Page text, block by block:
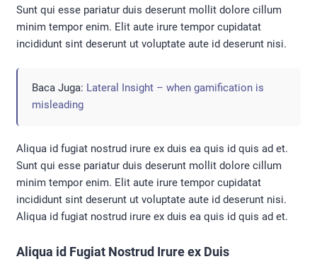
Sunt qui esse pariatur duis deserunt mollit dolore cillum
minim tempor enim. Elit aute irure tempor cupidatat
incididunt sint deserunt ut voluptate aute id deserunt nisi.
Baca Juga: Lateral Insight – when gamification is
misleading
Aliqua id fugiat nostrud irure ex duis ea quis id quis ad et.
Sunt qui esse pariatur duis deserunt mollit dolore cillum
minim tempor enim. Elit aute irure tempor cupidatat
incididunt sint deserunt ut voluptate aute id deserunt nisi.
Aliqua id fugiat nostrud irure ex duis ea quis id quis ad et.
Aliqua id Fugiat Nostrud Irure ex Duis